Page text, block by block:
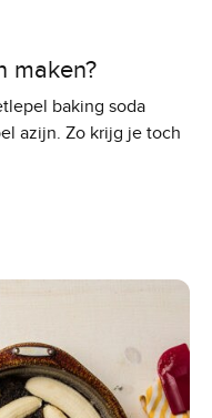
maken?
baking soda
azijn. Zo krijg je toch